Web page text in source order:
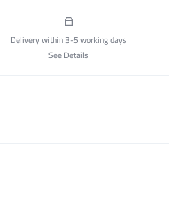
Delivery within 3-5 working days
See Details